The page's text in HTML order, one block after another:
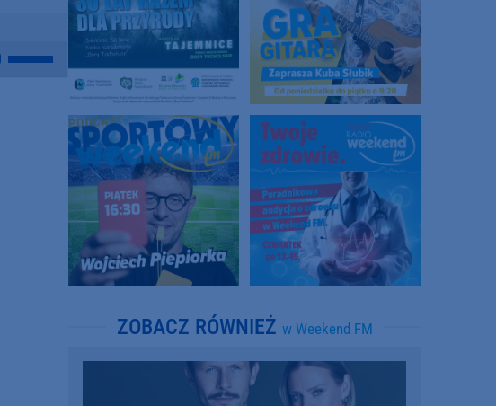
Use
Up/Down
ZOBACZ RÓWNIEŻ w Weekend FM